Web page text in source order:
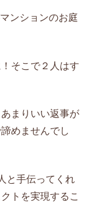
ンションのお庭
そこで２人はす
まりいい返事が
めませんでし
と手伝ってくれ
トを実現するこ